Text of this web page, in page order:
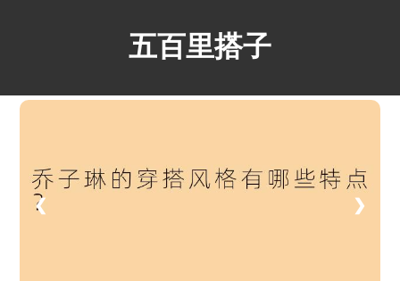
五百里搭子
❮ ❯